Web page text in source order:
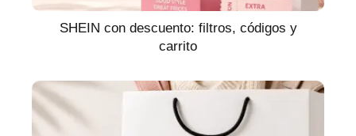
SHEIN con descuento: filtros, códigos y
carrito